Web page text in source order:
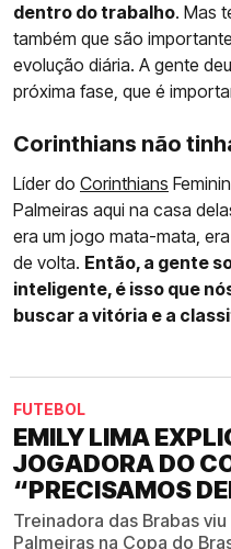
dentro do trabalho. Mas
também que são
evolução diária. A gente
próxima fase, que é
Corinthians não
Líder do Corinthians
Palmeiras aqui na casa
era um jogo mata-mata,
de volta. Então, a gente
inteligente, é isso que
buscar a vitória e a
FUTEBOL
EMILY LIMA
JOGADORA DO
“PRECISAMOS
Treinadora das Brabas
Palmeiras na Copa do